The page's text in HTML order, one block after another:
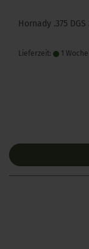
Hornady .375
Lieferzeit: 1